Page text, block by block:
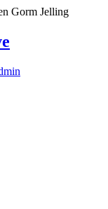
Gorm Jelling